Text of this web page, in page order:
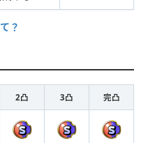
？
2凸 3凸 完凸